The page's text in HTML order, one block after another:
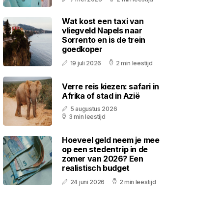
Wat kost een taxi van
vliegveld Napels naar
Sorrento en is de trein
goedkoper
19 juli 2026 2 min leestijd
Verre reis kiezen: safari in
Afrika of stad in Azië
5 augustus 2026
3 min leestijd
Hoeveel geld neem je mee
op een stedentrip in de
zomer van 2026? Een
realistisch budget
24 juni 2026 2 min leestijd